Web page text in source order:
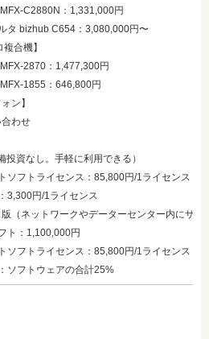
C2880N：1,331,000円
タ bizhub C654：3,080,000円〜
複合機】
2870：1,477,300円
1855：646,800円
ン】
わせ
投資なし。手軽に利用できる）
ソフトライセンス：85,800円/1ライセンス
3,300円/1ライセンス
（ネットワークやデーターセンター内にサー
ト：1,100,000円
ソフトライセンス：85,800円/1ライセンス
ソフトウェアの合計25%